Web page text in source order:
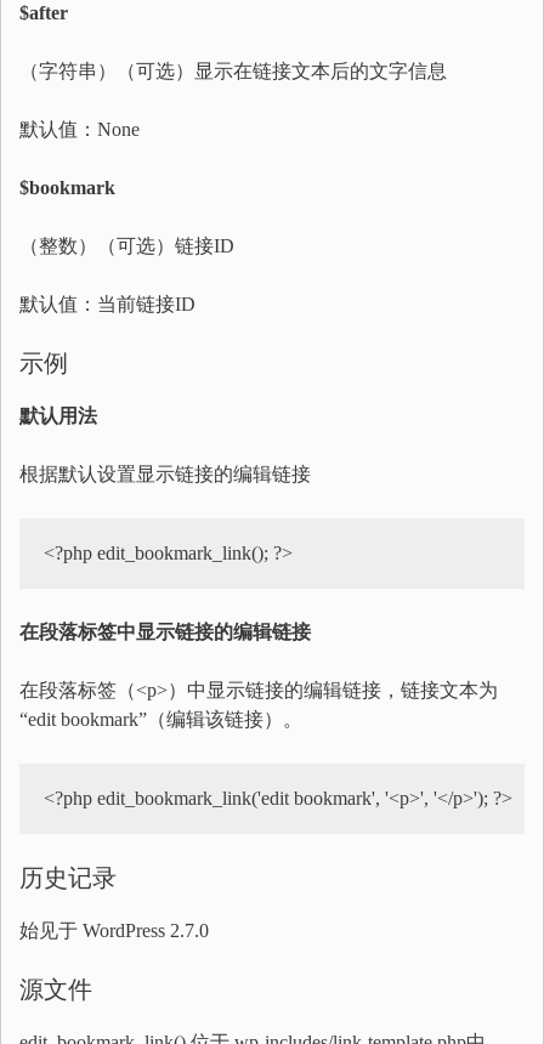
$after
（字符串）（可选）显示在链接文本后的文字信息
默认值：None
$bookmark
（整数）（可选）链接ID
默认值：当前链接ID
示例
默认用法
根据默认设置显示链接的编辑链接
<?php edit_bookmark_link(); ?>
在段落标签中显示链接的编辑链接
在段落标签（<p>）中显示链接的编辑链接，链接文本为
“edit bookmark”（编辑该链接）。
<?php edit_bookmark_link('edit bookmark', '<p>', '</p>'); ?>
历史记录
始见于 WordPress 2.7.0
源文件